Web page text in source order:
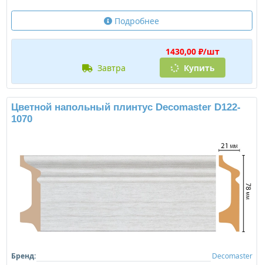
Подробнее
1430,00 ₽/шт
завтра
Купить
Цветной напольный плинтус Decomaster D122-
1070
Бренд:
Decomaster